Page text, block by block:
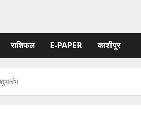
राशिफल E-PAPER काशीपुर